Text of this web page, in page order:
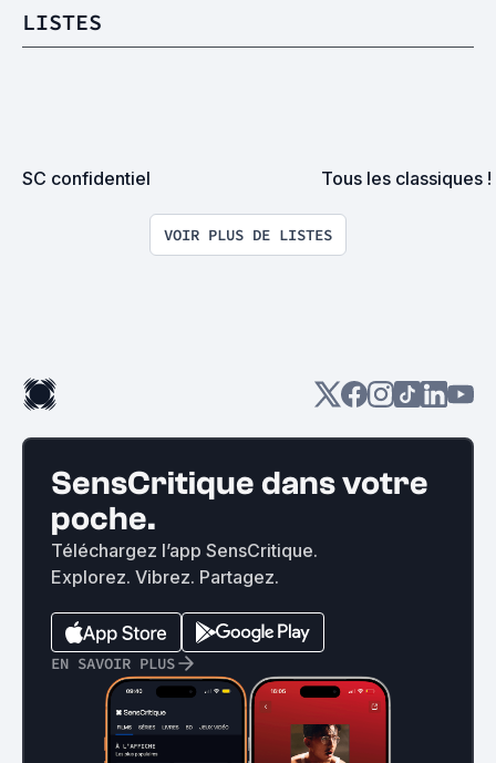
LISTES
SC confidentiel Tous les classiques !
VOIR PLUS DE LISTES
SensCritique dans votre
poche.
Téléchargez l’app SensCritique.
Explorez. Vibrez. Partagez.
EN SAVOIR PLUS